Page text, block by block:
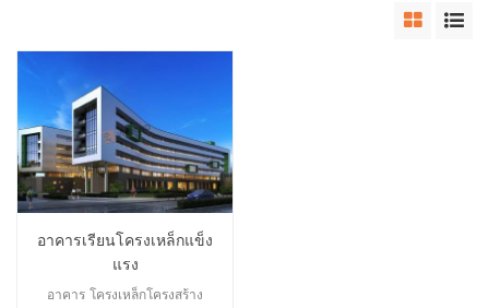
อาคารเรียนโครงเหล็กแข็ง
แรง
อาคาร โครงเหล็กโครงสร้าง